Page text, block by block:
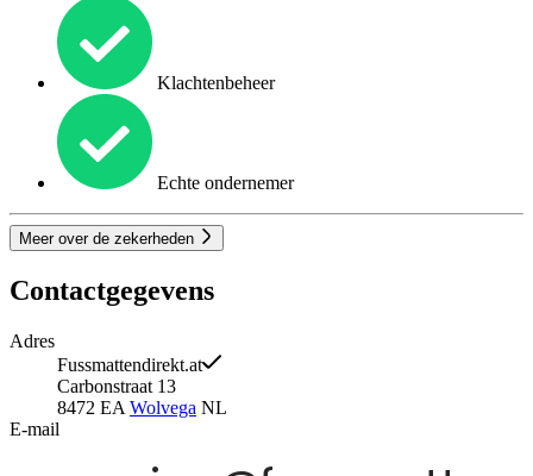
Klachtenbeheer
Echte ondernemer
Meer over de zekerheden
Contactgegevens
Adres
Fussmattendirekt.at
Carbonstraat 13
8472 EA Wolvega NL
E-mail